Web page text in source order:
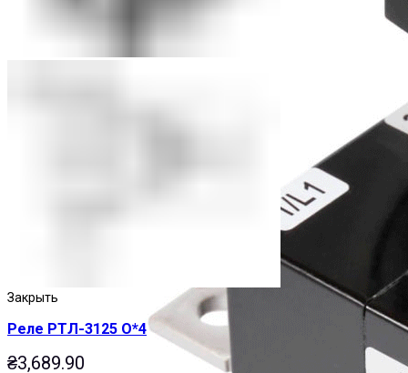
Закрыть
Реле РТЛ-3125 О*4
₴3,689.90